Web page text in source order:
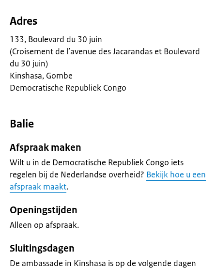
Adres
133, Boulevard du 30 juin
(Croisement de l’avenue des Jacarandas et Boulevard
du 30 juin)
Kinshasa, Gombe
Democratische Republiek Congo
Balie
Afspraak maken
Wilt u in de Democratische Republiek Congo iets
regelen bij de Nederlandse overheid? Bekijk hoe u een
afspraak maakt.
Openingstijden
Alleen op afspraak.
Sluitingsdagen
De ambassade in Kinshasa is op de volgende dagen